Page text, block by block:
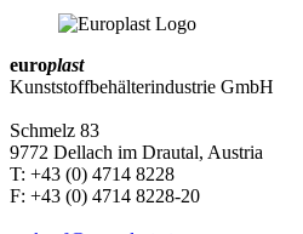
europlast
Kunststoffbehälterindustrie GmbH
Schmelz 83
9772 Dellach im Drautal, Austria
T: +43 (0) 4714 8228
F: +43 (0) 4714 8228-20